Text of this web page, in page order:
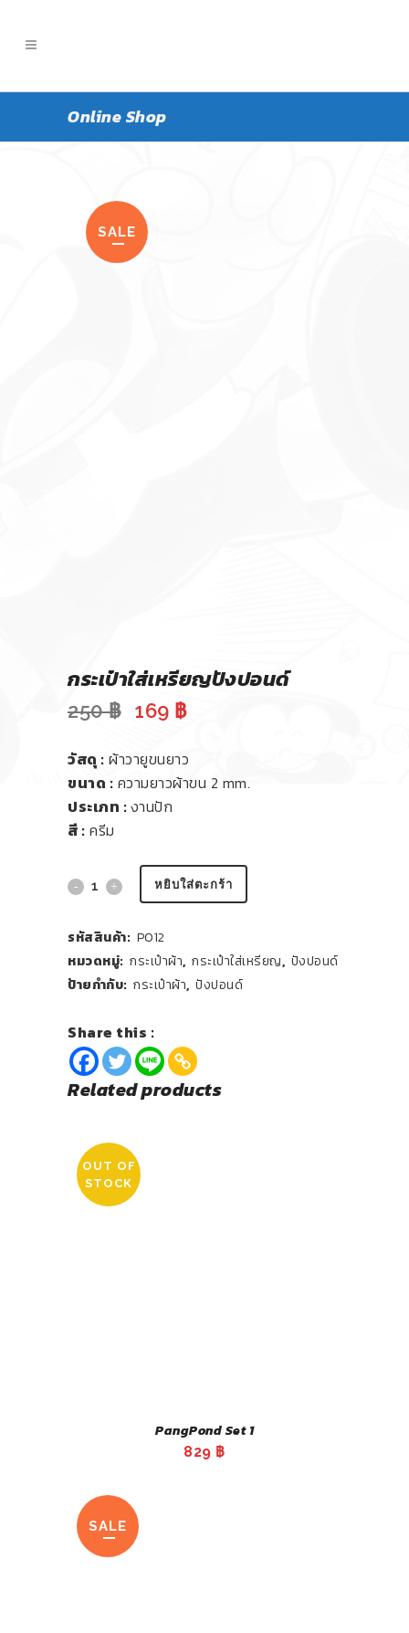
Online Shop
SALE
กระเป๋าใส่เหรียญปังปอนด์
250฿ Original
was:
250 ฿.
169 ฿Current
is:
169 ฿.
วัสดุ : ผ้าวายูขนยาว
ขนาด : ความยาวผ้าขน 2 mm.
ประเภท :งานปัก
สี : ครีม
หยิบใส่ตะกร้า
รหัสสินค้า: P012
หมวดหมู่: กระเป๋าผ้า, กระเป๋าใส่เหรียญ, ปังปอนด์
ป้ายกำกับ: กระเป๋าผ้า, ปังปอนด์
Share this :
Related products
OUT OF
STOCK
PangPond Set 1
829 ฿
SALE